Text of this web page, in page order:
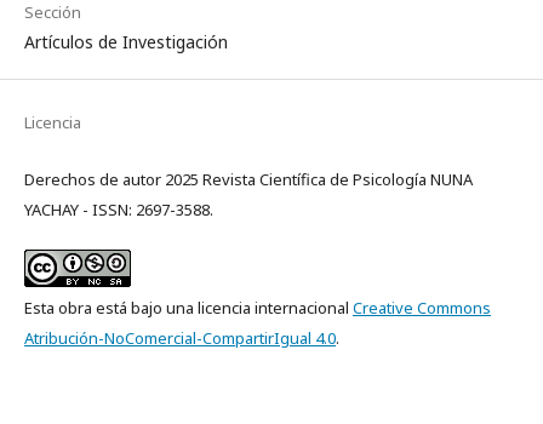
Sección
Artículos de Investigación
Licencia
Derechos de autor 2025 Revista Científica de Psicología NUNA
YACHAY - ISSN: 2697-3588.
Esta obra está bajo una licencia internacional Creative Commons
Atribución-NoComercial-CompartirIgual 4.0.